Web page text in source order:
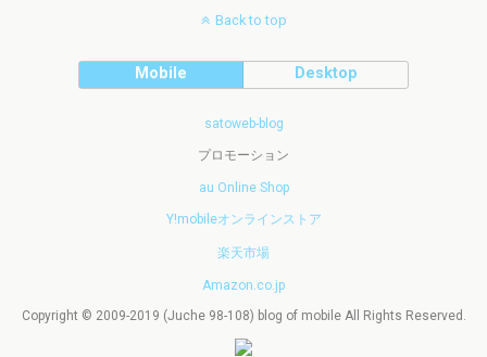
Back to top
Mobile Desktop
satoweb-blog
プロモーション
au Online Shop
Y!mobileオンラインストア
楽天市場
Amazon.co.jp
Copyright © 2009-2019 (Juche 98-108) blog of mobile All Rights Reserved.